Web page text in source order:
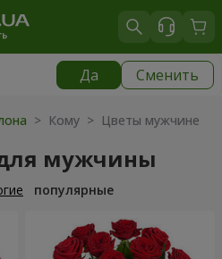
Да Сменить
> Кому > Цветы мужчине
мужчины
популярные